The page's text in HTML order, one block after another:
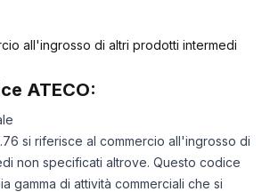
all'ingrosso di altri prodotti intermedi
ATECO:
si riferisce al commercio all'ingrosso di
non specificati altrove. Questo codice
gamma di attività commerciali che si